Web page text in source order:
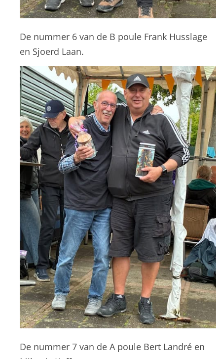
De nummer 6 van de B poule Frank Husslage
en Sjoerd Laan.
De nummer 7 van de A poule Bert Landré en